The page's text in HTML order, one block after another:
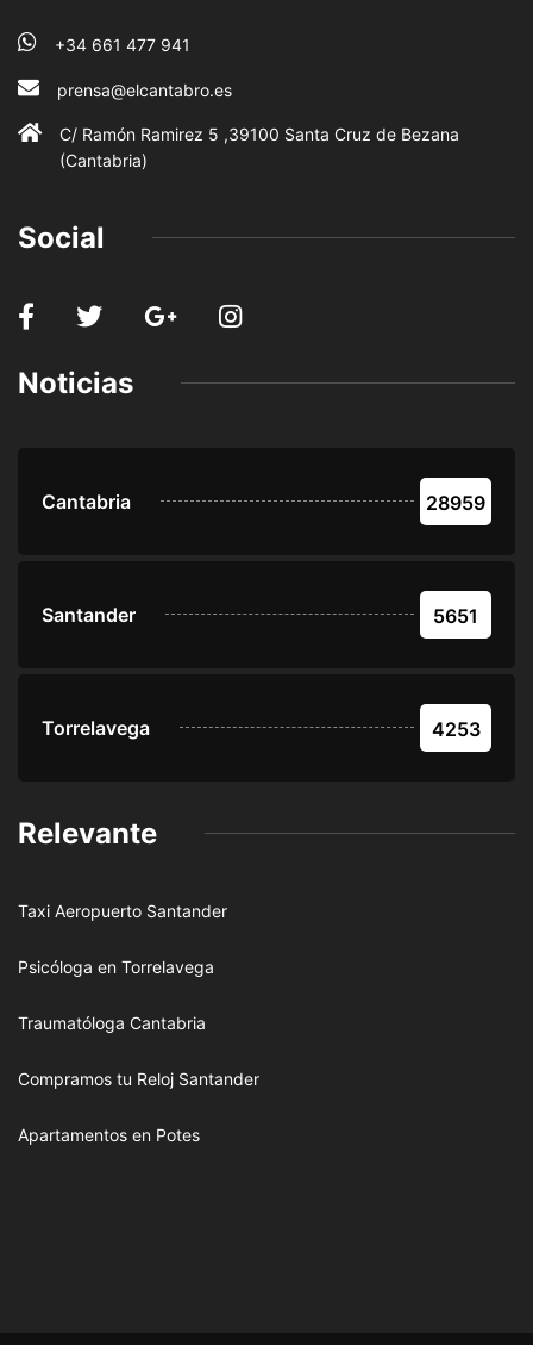
+34 661 477 941
prensa@elcantabro.es
C/ Ramón Ramirez 5 ,39100 Santa Cruz de Bezana
(Cantabria)
Social
Noticias
Cantabria 28959
Santander 5651
Torrelavega 4253
Relevante
Taxi Aeropuerto Santander
Psicóloga en Torrelavega
Traumatóloga Cantabria
Compramos tu Reloj Santander
Apartamentos en Potes